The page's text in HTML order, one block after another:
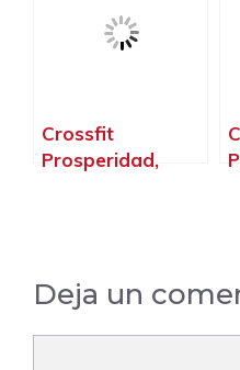
Crossfit
Prosperidad,
Deja un